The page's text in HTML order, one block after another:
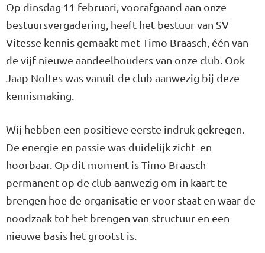
Op dinsdag 11 februari, voorafgaand aan onze
bestuursvergadering, heeft het bestuur van SV
Vitesse kennis gemaakt met Timo Braasch, één van
de vijf nieuwe aandeelhouders van onze club. Ook
Jaap Noltes was vanuit de club aanwezig bij deze
kennismaking.
Wij hebben een positieve eerste indruk gekregen.
De energie en passie was duidelijk zicht- en
hoorbaar. Op dit moment is Timo Braasch
permanent op de club aanwezig om in kaart te
brengen hoe de organisatie er voor staat en waar de
noodzaak tot het brengen van structuur en een
nieuwe basis het grootst is.